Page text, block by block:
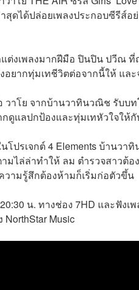
สุดได้ปล่อยเพลงประกอบซีรีส์อ
แต่งเพลงมากฝีมือ ปินปิน ปวีณ
อยากทุ่มเทชีวิตต่อจากนี้ให้ แล
าโย จากบ้านวาทินวณิช รับบท
ดูแลปกป้องและทุ่มเทหัวใจให้
โปรเจกต์ 4 Elements บ้านว
มไล่ล่าทำให้ ลม ตำรวจสาวต้
วามรู้สึกต้องห้ามก็เริ่มก่อตัวขึ้น
น. ทางช่อง 7HD และฟัง
Music